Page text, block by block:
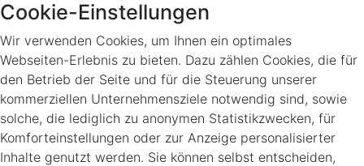
Cookie-Einstellungen
Wir verwenden Cookies, um Ihnen ein optimales
Webseiten-Erlebnis zu bieten. Dazu zählen Cookies, die für
den Betrieb der Seite und für die Steuerung unserer
kommerziellen Unternehmensziele notwendig sind, sowie
solche, die lediglich zu anonymen Statistikzwecken, für
Komforteinstellungen oder zur Anzeige personalisierter
Inhalte genutzt werden. Sie können selbst entscheiden,